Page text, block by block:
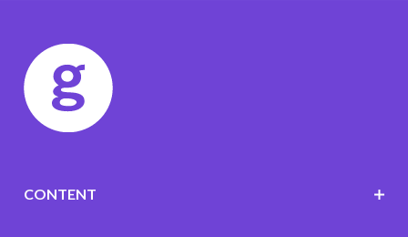
CONTENT